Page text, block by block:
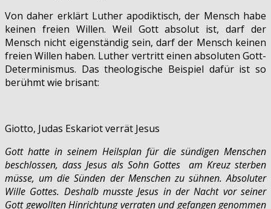
Von daher erklärt Luther apodiktisch, der Mensch habe
keinen freien Willen. Weil Gott absolut ist, darf der
Mensch nicht eigenständig sein, darf der Mensch keinen
freien Willen haben. Luther vertritt einen absoluten Gott-
Determinismus. Das theologische Beispiel dafür ist so
berühmt wie brisant:
Giotto, Judas Eskariot verrät Jesus
Gott hatte in seinem Heilsplan für die sündigen Menschen
beschlossen, dass Jesus als Sohn Gottes
am Kreuz sterben
müsse, um die Sünden der Menschen zu sühnen. Absoluter
Wille Gottes. Deshalb musste Jesus in der Nacht vor seiner
Gott gewollten Hinrichtung verraten und gefangen genommen